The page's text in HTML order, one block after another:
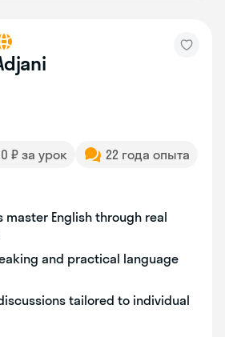
₽ за урок
22 года опыта
master English through real
and practical language
tailored to individual